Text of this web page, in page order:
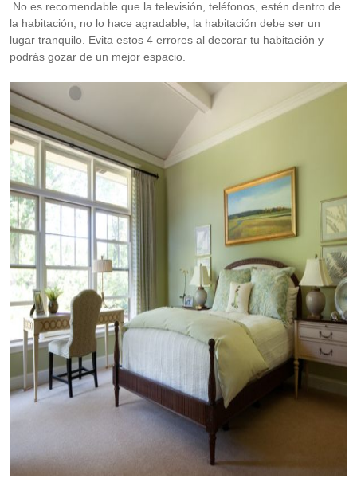
No es recomendable que la televisión, teléfonos, estén dentro de
la habitación, no lo hace agradable, la habitación debe ser un
lugar tranquilo. Evita estos 4 errores al decorar tu habitación y
podrás gozar de un mejor espacio.